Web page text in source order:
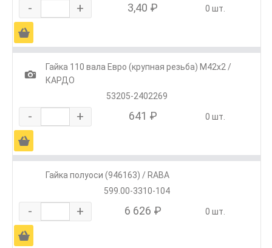
- + 3,40 ₽ 0 шт.
Ä
1
Гайка 110 вала Евро (крупная резьба) М42х2 /
КАРДО
53205-2402269
- + 641 ₽ 0 шт.
Ä
Гайка полуоси (946163) / RABA
599.00-3310-104
- + 6 626 ₽ 0 шт.
Ä